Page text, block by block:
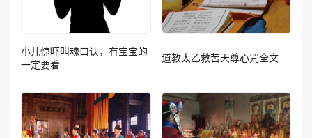
小儿惊吓叫魂口诀，有宝宝的
一定要看
道教太乙救苦天尊心咒全文